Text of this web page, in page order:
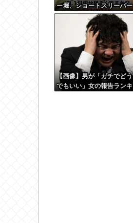
ー堀、ショートスリーパー
でない事がバレてしまう
【画像】男が「ガチでどう
でもいい」女の報告ランキ